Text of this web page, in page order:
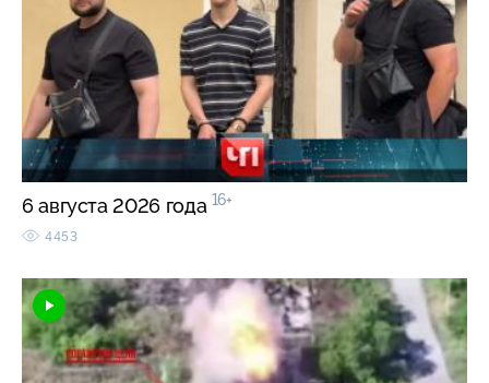
6 августа 2026 года 16+
4453